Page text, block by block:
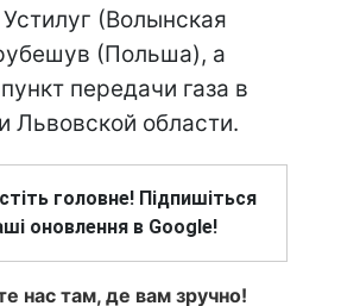
(Волынская
(Польша), а
передачи газа в
Львовской области.
головне! Підпишіться
оновлення в Google!
нас там, де вам зручно!